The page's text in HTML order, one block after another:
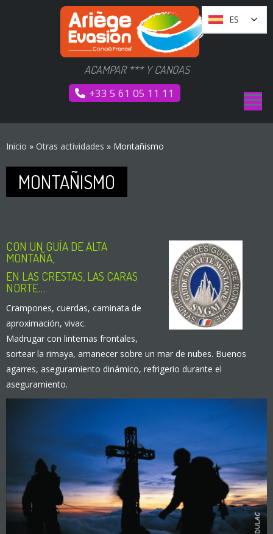
Panel de gestión de cookies
ACAMPAR *** Y CANOAS
+33 5 61 05 11 11
Inicio » Otras actividades » Montañismo
MONTAÑISMO
CON UN GUÍA DE ALTA
MONTAÑA,
EN LAS CRESTAS, LAS CARAS
NORTE…
Crampones, cuerdas, caminata de
aproximación, vivac.
Madrugar con linternas frontales,
sortear la rimaya, amanecer sobre un mar de nubes. Buenos
agarres, aseguramiento dinámico, refrigerio durante el
aseguramiento.
ES
ES